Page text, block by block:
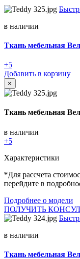
в наличии
Ткань мебельная
+5
Добавить в корзину
×
Ткань мебельная
в наличии
+5
Характеристики
*Для рассчета
перейдите в
Подробнее о модели
ПОЛУЧИТЬ
в наличии
Ткань мебельная